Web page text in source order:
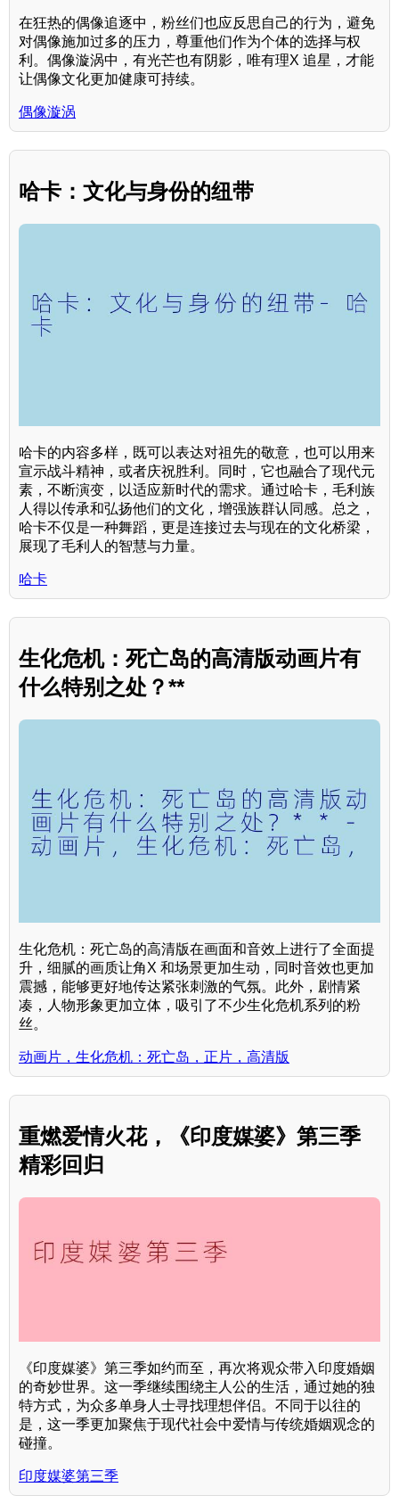
在狂热的偶像追逐中，粉丝们也应反思自己的行为，避免
对偶像施加过多的压力，尊重他们作为个体的选择与权
利。偶像漩涡中，有光芒也有阴影，唯有理X 追星，才能
让偶像文化更加健康可持续。
偶像漩涡
哈卡：文化与身份的纽带
哈卡的内容多样，既可以表达对祖先的敬意，也可以用来
宣示战斗精神，或者庆祝胜利。同时，它也融合了现代元
素，不断演变，以适应新时代的需求。通过哈卡，毛利族
人得以传承和弘扬他们的文化，增强族群认同感。总之，
哈卡不仅是一种舞蹈，更是连接过去与现在的文化桥梁，
展现了毛利人的智慧与力量。
哈卡
生化危机：死亡岛的高清版动画片有
什么特别之处？**
生化危机：死亡岛的高清版在画面和音效上进行了全面提
升，细腻的画质让角X 和场景更加生动，同时音效也更加
震撼，能够更好地传达紧张刺激的气氛。此外，剧情紧
凑，人物形象更加立体，吸引了不少生化危机系列的粉
丝。
动画片，生化危机：死亡岛，正片，高清版
重燃爱情火花，《印度媒婆》第三季
精彩回归
《印度媒婆》第三季如约而至，再次将观众带入印度婚姻
的奇妙世界。这一季继续围绕主人公的生活，通过她的独
特方式，为众多单身人士寻找理想伴侣。不同于以往的
是，这一季更加聚焦于现代社会中爱情与传统婚姻观念的
碰撞。
印度媒婆第三季